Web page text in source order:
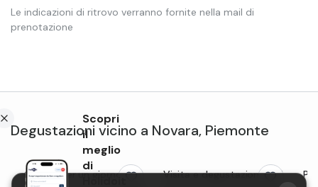
Le indicazioni di ritrovo verranno fornite nella mail di
prenotazione
Degustazioni vicino a Novara, Piemonte
Casaro per un giorno con
Visita e degustazione vini
Scopri
il
meglio
di